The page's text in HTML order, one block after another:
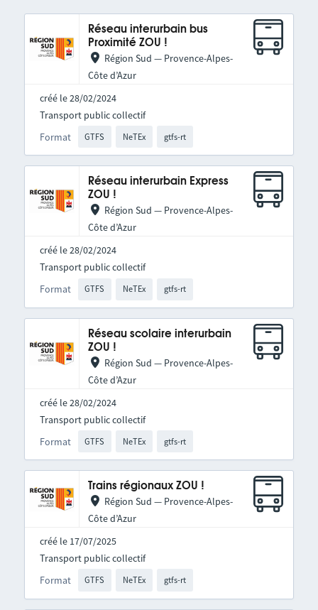
Réseau interurbain bus
Proximité ZOU !
Région Sud — Provence-Alpes-
Côte d’Azur
créé le 28/02/2024
Format GTFS NeTEx gtfs-rt
Transport public collectif
Réseau interurbain Express
ZOU !
Région Sud — Provence-Alpes-
Côte d’Azur
créé le 28/02/2024
Format GTFS NeTEx gtfs-rt
Transport public collectif
Réseau scolaire interurbain
ZOU !
Région Sud — Provence-Alpes-
Côte d’Azur
créé le 28/02/2024
Format GTFS NeTEx gtfs-rt
Transport public collectif
Trains régionaux ZOU !
Région Sud — Provence-Alpes-
Côte d’Azur
créé le 17/07/2025
Format GTFS NeTEx gtfs-rt
Transport public collectif